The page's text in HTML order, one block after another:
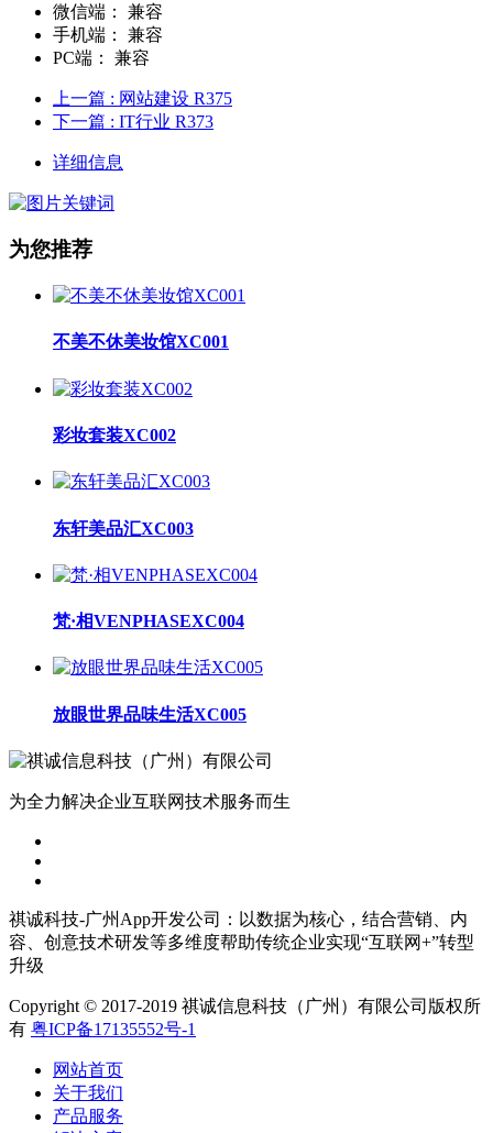
微信端：
兼容
手机端：
兼容
PC端：
兼容
上一篇 : 网站建设 R375
下一篇 : IT行业 R373
详细信息
为您推荐
不美不休美妆馆XC001
彩妆套装XC002
东轩美品汇XC003
梵·相VENPHASEXC004
放眼世界品味生活XC005
为全力解决企业互联网技术服务而生
祺诚科技-广州App开发公司：以数据为核心，结合营销、内
容、创意技术研发等多维度帮助传统企业实现“互联网+”转型
升级
Copyright © 2017-2019 祺诚信息科技（广州）有限公司版权所
有 粤ICP备17135552号-1
网站首页
关于我们
产品服务